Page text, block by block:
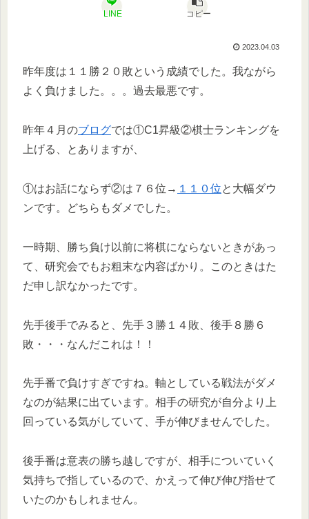
LINE コピー
2023.04.03
昨年度は１１勝２０敗という成績でした。我ながら
よく負けました。。。過去最悪です。
昨年４月のブログでは①C1昇級②棋士ランキングを
上げる、とありますが、
①はお話にならず②は７６位→ １１０位と大幅ダウ
ンです。どちらもダメでした。
一時期、勝ち負け以前に将棋にならないときがあっ
て、研究会でもお粗末な内容ばかり。このときはた
だ申し訳なかったです。
先手後手でみると、先手３勝１４敗、後手８勝６
敗・・・なんだこれは！！
先手番で負けすぎですね。軸としている戦法がダメ
なのが結果に出ています。相手の研究が自分より上
回っている気がしていて、手が伸びませんでした。
後手番は意表の勝ち越しですが、相手についていく
気持ちで指しているので、かえって伸び伸び指せて
いたのかもしれません。